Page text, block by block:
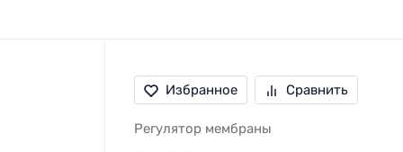
Избранное Сравнить
Регулятор мембраны